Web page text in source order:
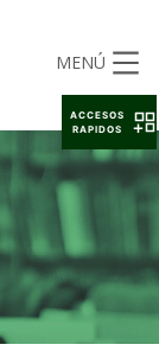
MENÚ
ACCESOS
RAPIDOS